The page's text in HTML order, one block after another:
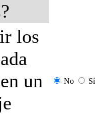
los
un
No Sí